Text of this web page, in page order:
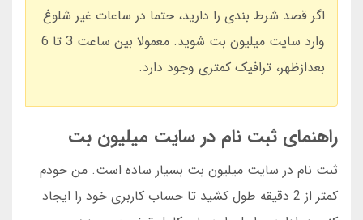
اگر قصد شرط بندی را دارید، حتما در ساعات غیر شلوغ
وارد سایت میلیون بت شوید. معمولا بین ساعت 3 تا 6
بعدازظهر، ترافیک کمتری وجود دارد.
راهنمای ثبت نام در سایت میلیون بت
ثبت نام در سایت میلیون بت بسیار ساده است. من خودم
کمتر از 2 دقیقه طول کشید تا حساب کاربری خود را ایجاد